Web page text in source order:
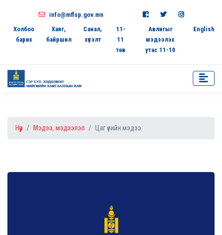
info@mflsp.gov.mn
Холбоо
барих
Хаяг,
байршил
Санал,
хүсэлт
11-
11
төв
Авлигыг
мэдээлэх
утас 11-10
English
Нүүр Мэдээ, мэдээлэл Цаг үеийн мэдээ